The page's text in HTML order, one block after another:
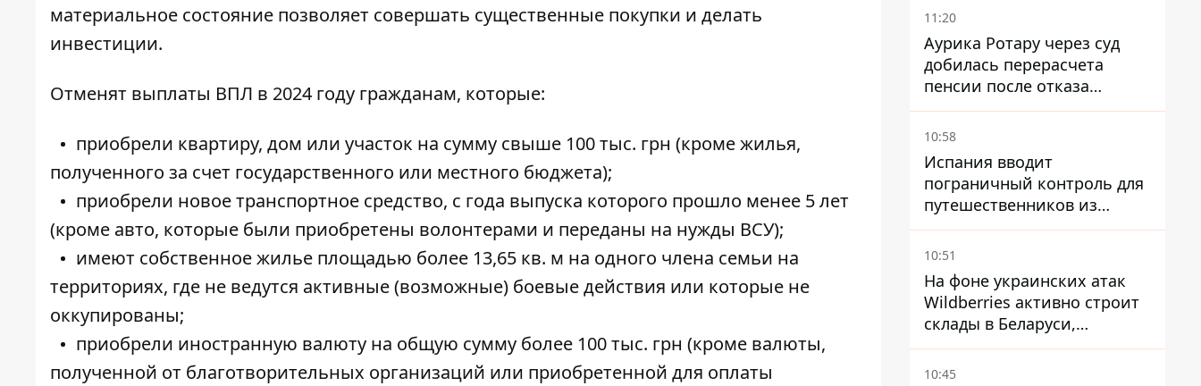
материальное состояние позволяет совершать существенные покупки и делать
инвестиции.
Отменят выплаты ВПЛ в 2024 году гражданам, которые:
приобрели квартиру, дом или участок на сумму свыше 100 тыс. грн (кроме жилья,
полученного за счет государственного или местного бюджета);
приобрели новое транспортное средство, с года выпуска которого прошло менее 5 лет
(кроме авто, которые были приобретены волонтерами и переданы на нужды ВСУ);
имеют собственное жилье площадью более 13,65 кв. м на одного члена семьи на
территориях, где не ведутся активные (возможные) боевые действия или которые не
оккупированы;
приобрели иностранную валюту на общую сумму более 100 тыс. грн (кроме валюты,
полученной от благотворительных организаций или приобретенной для оплаты
11:20
Аурика Ротару через суд
добилась перерасчета
пенсии после отказа
Пенсионного фонда
10:58
Испания вводит
пограничный контроль для
путешественников из
Италии из-за
миграционного конфликта
10:51
На фоне украинских атак
Wildberries активно строит
склады в Беларуси,
Казахстане, Узбекистане
10:45